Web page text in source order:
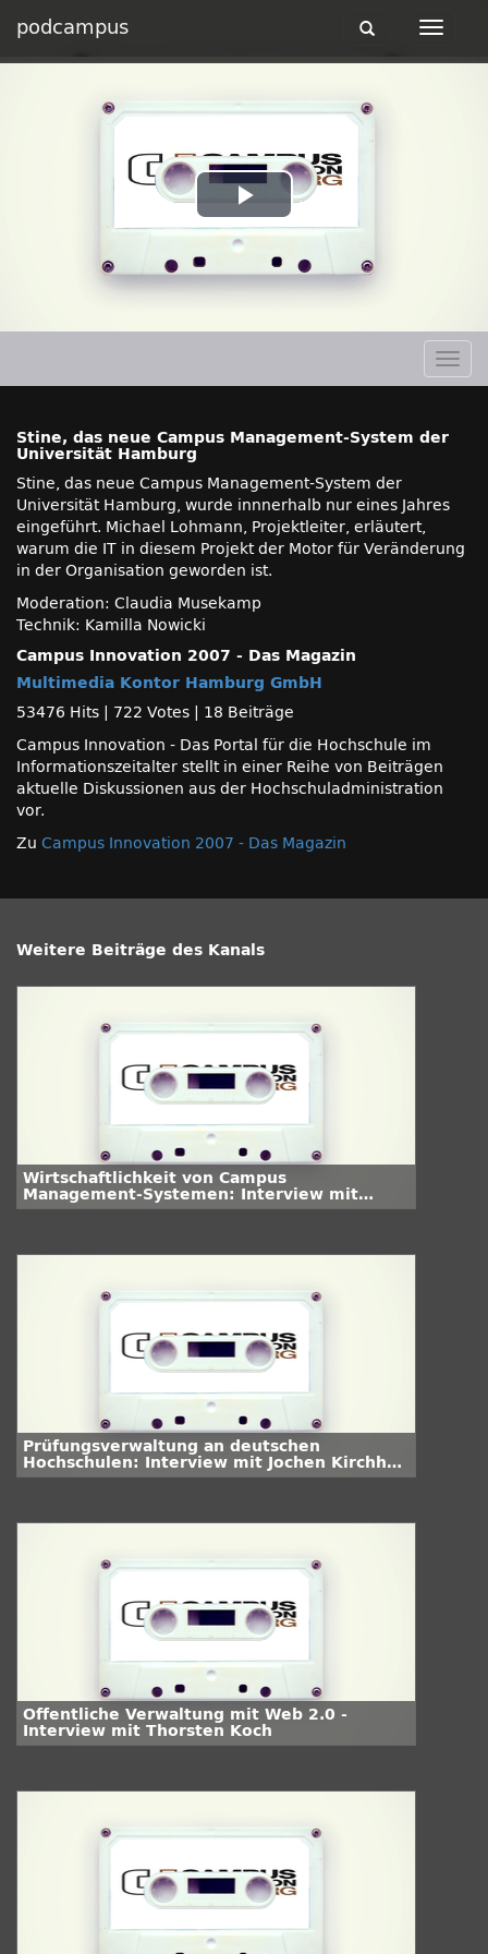
podcampus
Toggle
Toggle
Play
Video
Stine, das neue Campus Management-System der
Universität Hamburg
Stine, das neue Campus Management-System der
Universität Hamburg, wurde innnerhalb nur eines Jahres
eingeführt. Michael Lohmann, Projektleiter, erläutert,
warum die IT in diesem Projekt der Motor für Veränderung
in der Organisation geworden ist.
Moderation: Claudia Musekamp
Technik: Kamilla Nowicki
Campus Innovation 2007 - Das Magazin
Multimedia Kontor Hamburg GmbH
53476 Hits
722 Votes
18 Beiträge
Campus Innovation - Das Portal für die Hochschule im
Informationszeitalter stellt in einer Reihe von Beiträgen
aktuelle Diskussionen aus der Hochschuladministration
vor.
Zu Campus Innovation 2007 - Das Magazin
Weitere Beiträge des Kanals
Wirtschaftlichkeit von Campus
Management-Systemen: Interview mit
Andreas Hartmann
Prüfungsverwaltung an deutschen
Hochschulen: Interview mit Jochen Kirchhof,
Universität Hamburg
Öffentliche Verwaltung mit Web 2.0 -
Interview mit Thorsten Koch